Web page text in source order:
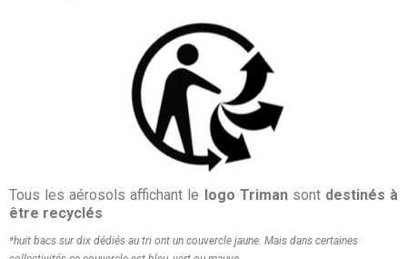
Tous les aérosols affichant le logo Trimansont destinés à
être recyclés
*huit bacs sur dix dédiés au tri ont un couvercle jaune. Mais dans certaines